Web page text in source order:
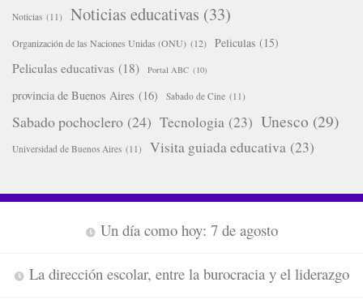
Noticias (11) Noticias educativas (33)
Organización de las Naciones Unidas (ONU) (12) Peliculas (15)
Peliculas educativas (18) Portal ABC (10)
provincia de Buenos Aires (16) Sabado de Cine (11)
Sabado pochoclero (24) Tecnologia (23) Unesco (29)
Universidad de Buenos Aires (11) Visita guiada educativa (23)
Un día como hoy: 7 de agosto
La dirección escolar, entre la burocracia y el liderazgo